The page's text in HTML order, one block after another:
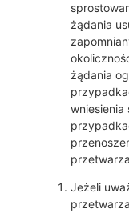
żądania
żądania
Jeżeli